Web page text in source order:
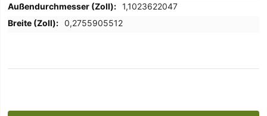
1,1023622047
0,2755905512